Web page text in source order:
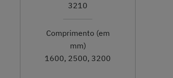
3210
Comprimento (em
mm)
1600, 2500, 3200